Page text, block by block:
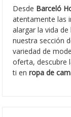
Desde Barceló
atentamente las
alargar la vida de
nuestra sección
variedad de
oferta, descubre
ti enropa de